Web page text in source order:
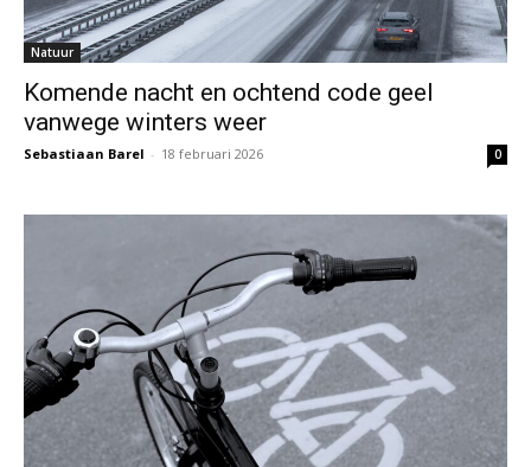
Natuur
Komende nacht en ochtend code geel
vanwege winters weer
Sebastiaan Barel - 18 februari 2026 0